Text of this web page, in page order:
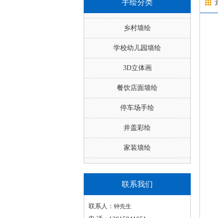
手绘分类
乡村墙绘
学校幼儿园墙绘
3D立体画
餐饮店面墙绘
停车场手绘
井盖彩绘
家装墙绘
联系我们
联系人： 钟先生